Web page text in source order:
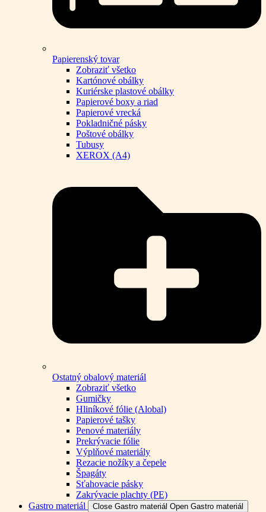
Papierenský tovar
Zobraziť všetko
Kartónové obálky
Kuriérske plastové obálky
Papierové boxy a riad
Papierové vrecká
Pokladničné pásky
Poštové obálky
Tubusy
XEROX (A4)
Ostatný obalový materiál
Zobraziť všetko
Gumičky
Hliníkové fólie (Alobal)
Papierové tašky
Penové materiály
Prekrývacie fólie
Výplňové materiály
Rezacie nožíky a čepele
Špagáty
Sťahovacie pásky
Zakrývacie plachty (PE)
Gastro materiál
Close Gastro materiál Open Gastro materiál